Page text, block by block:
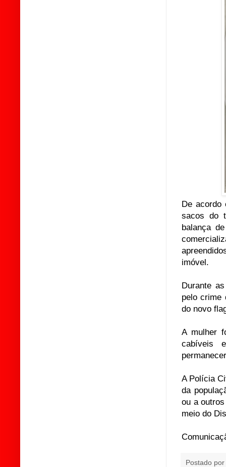
De acordo
sacos do
balança
imóvel.
Durante
pelo crime
do novo
A mulher
cabíveis
A Polícia
da
ou a
meio do
Postado por